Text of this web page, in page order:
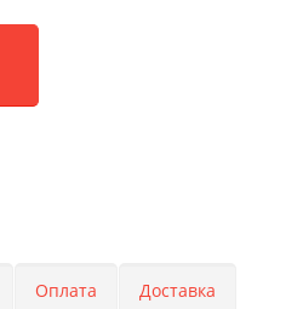
Оплата Доставка